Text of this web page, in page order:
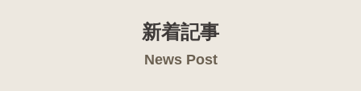
新着記事
News Post